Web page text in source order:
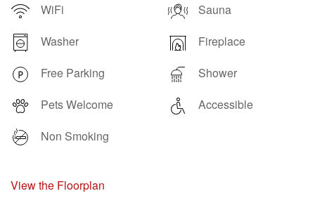
WiFi
Sauna
Washer
Fireplace
Free Parking
Shower
Pets Welcome
Accessible
Non Smoking
View the Floorplan